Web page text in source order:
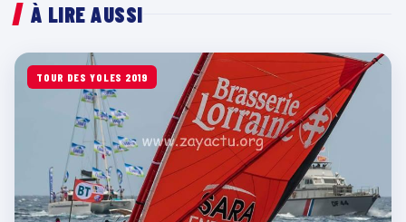
À LIRE AUSSI
TOUR DES YOLES 2019